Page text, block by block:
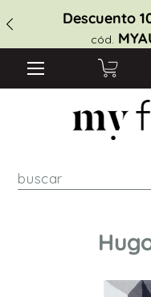
Descuento
cód.